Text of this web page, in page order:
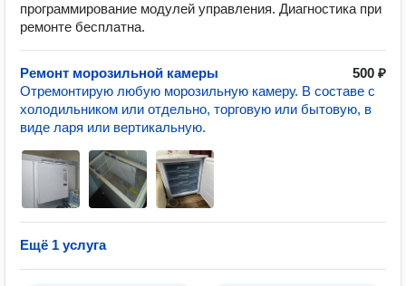
программирование модулей управления. Диагностика при
ремонте бесплатна.
Ремонт морозильной камеры
500 ₽
Отремонтирую любую морозильную камеру. В составе с
холодильником или отдельно, торговую или бытовую, в
виде ларя или вертикальную.
Ещё 1 услуга